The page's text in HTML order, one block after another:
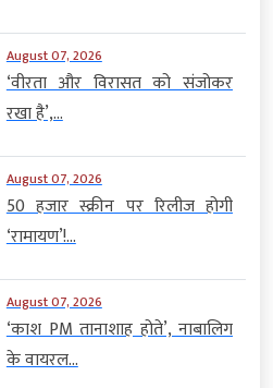
August 07, 2026
‘वीरता और विरासत को संजोकर
रखा है’,...
August 07, 2026
50 हजार स्क्रीन पर रिलीज होगी
‘रामायण’!...
August 07, 2026
‘काश PM तानाशाह होते’, नाबालिग
के वायरल...